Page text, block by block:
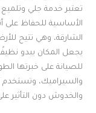
تعتبر خدمة جلي
الأساسية للحفاظ على
الشارقة، وهي تتيح
يجعل المكان يبدو
للصيانة على خبرتها
والسيراميك، وتستخدم
والخدوش دون التأثير على